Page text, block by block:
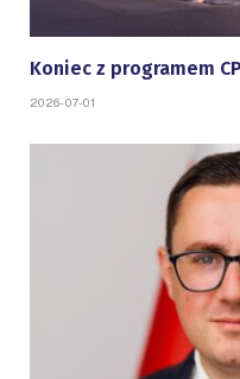
Koniec z programem
2026-07-01